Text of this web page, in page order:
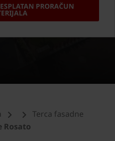
PRORAČUN
Terca fasadne
Rosato